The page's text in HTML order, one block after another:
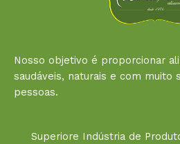
Nosso objetivo é proporcionar
saudáveis, naturais e com muito
pessoas.
Superiore Indústria de